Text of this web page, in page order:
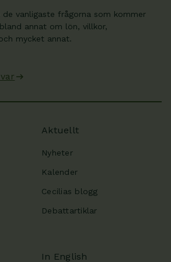
de vanligaste frågorna som kommer
annat om lön, villkor,
mycket annat.
Aktuellt
Nyheter
Kalender
Cecilias blogg
Debattartiklar
In English